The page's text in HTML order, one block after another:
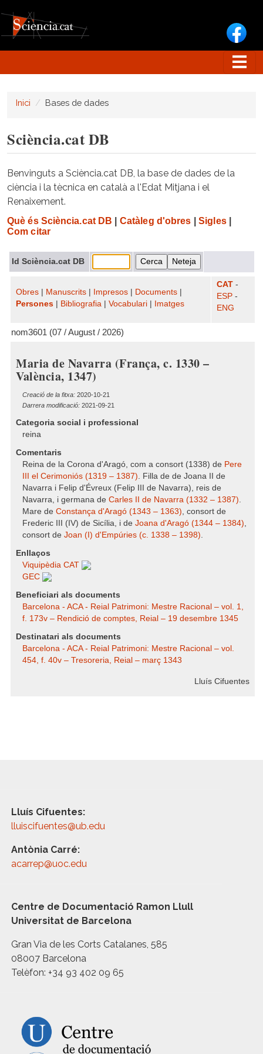
Inici Bases de dades
Sciència.cat DB
Benvinguts a Sciència.cat DB, la base de dades de la
ciència i la tècnica en català a l'Edat Mitjana i el
Renaixement.
Què és Sciència.cat DB Catàleg d'obres Sigles|
Com citar
Id Sciència.cat DB
Obres Manuscrits Impresos Documents
Persones
Bibliografia Vocabulari Imatges
CAT -
ESP -
ENG
nom3601 (07 / August / 2026)
Maria de Navarra (França, c. 1330 –
València, 1347)
Creació de la fitxa: 2020-10-21
Darrera modificació: 2021-09-21
Categoria social i professional
reina
Comentaris
Reina de la Corona d'Aragó, com a consort (1338) de Pere
III el Cerimoniós (1319 – 1387). Filla de de Joana II de
Navarra i Felip d'Évreux (Felip III de Navarra), reis de
Navarra, i germana de Carles II de Navarra (1332 – 1387).
Mare de Constança d'Aragó (1343 – 1363), consort de
Frederic III (IV) de Sicília, i de Joana d'Aragó (1344 – 1384),
consort de Joan (I) d'Empúries (c. 1338 – 1398).
Enllaços
Viquipèdia CAT
GEC
Beneficiari als documents
Barcelona - ACA - Reial Patrimoni: Mestre Racional – vol. 1,
f. 173v – Rendició de comptes, Reial – 19 desembre 1345
Destinatari als documents
Barcelona - ACA - Reial Patrimoni: Mestre Racional – vol.
454, f. 40v – Tresoreria, Reial – març 1343
Lluís Cifuentes
Lluís Cifuentes:
lluiscifuentes@ub.edu
Antònia Carré:
acarrep@uoc.edu
Centre de Documentació Ramon Llull
Universitat de Barcelona
Gran Via de les Corts Catalanes, 585
08007 Barcelona
Telèfon: +34 93 402 09 65